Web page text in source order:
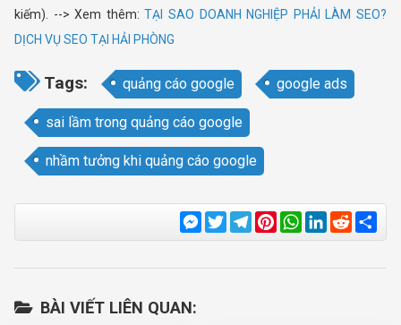
kiếm). --> Xem thêm:TẠI SAO DOANH NGHIỆP PHẢI LÀM SEO?
DỊCH VỤ SEO TẠI HẢI PHÒNG
Tags: quảng cáo google google ads
sai lầm trong quảng cáo google
nhầm tưởng khi quảng cáo google
Messenger
TwitterTelegram
Pinterest
WhatsApp
LinkedIn
Reddit
BÀI VIẾT LIÊN QUAN: